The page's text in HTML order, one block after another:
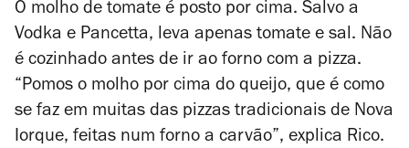
O molho de tomate é posto por cima. Salvo a
Vodka e Pancetta, leva apenas tomate e sal. Não
é cozinhado antes de ir ao forno com a pizza.
“Pomos o molho por cima do queijo, que é como
se faz em muitas das pizzas tradicionais de Nova
Iorque, feitas num forno a carvão”, explica Rico.